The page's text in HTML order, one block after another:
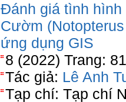
Đánh giá tình hình
Cườm
ứng dụng GIS
8 (2022) Trang:
Tác giả: Lê Anh
Tạp chí: Tạp chí